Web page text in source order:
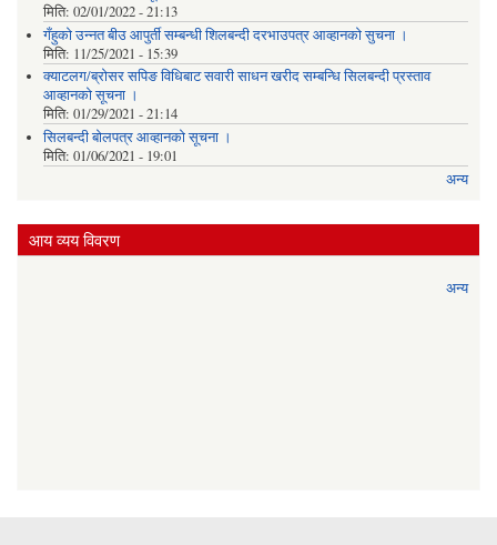
मिति: 02/01/2022 - 21:13
गँहुकाे उन्नत बीउ आपुर्ती सम्बन्धी शिलबन्दी दरभाउपत्र आव्हानकाे सुचना ।
मिति: 11/25/2021 - 15:39
क्याटलग/ब्रोसर सपिङ विधिबाट सवारी साधन खरीद सम्बन्धि सिलबन्दी प्रस्ताव
आव्हानको सूचना ।
मिति: 01/29/2021 - 21:14
सिलबन्दी बोलपत्र आव्हानको सूचना ।
मिति: 01/06/2021 - 19:01
अन्य
आय व्यय विवरण
अन्य